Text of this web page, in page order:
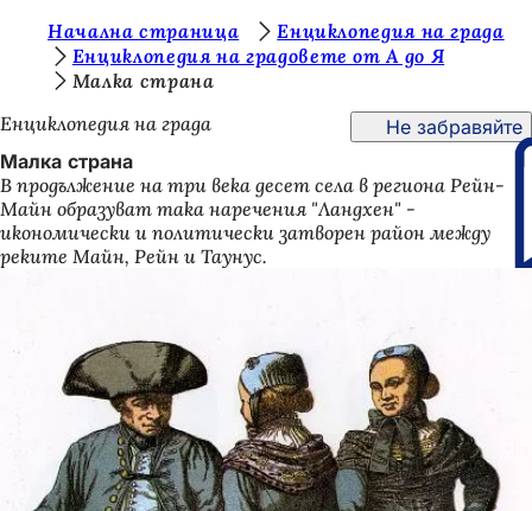
Преминаване към съдържанието
е
с
т
е
т
Начална страница
Енциклопедия на града
Енциклопедия на градовете от А до Я
Малка страна
Енциклопедия на града
Не забравяйте
Малка страна
В продължение на три века десет села в региона Рейн-
Майн образуват така наречения "Ландхен" -
икономически и политически затворен район между
реките Майн, Рейн и Таунус.